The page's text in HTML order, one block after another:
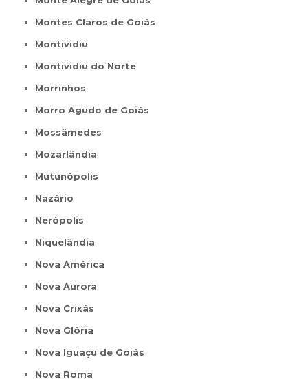
Montes Claros de Goiás
Montividiu
Montividiu do Norte
Morrinhos
Morro Agudo de Goiás
Mossâmedes
Mozarlândia
Mutunópolis
Nazário
Nerópolis
Niquelândia
Nova América
Nova Aurora
Nova Crixás
Nova Glória
Nova Iguaçu de Goiás
Nova Roma